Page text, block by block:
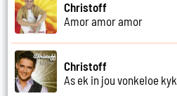
Christoff
Amor amor amor
Christoff
As ek in jou vonkeloe kyk